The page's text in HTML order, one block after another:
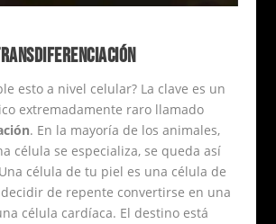
esto a nivel celular? La clave es un
extremadamente raro llamado
. En la mayoría de los animales,
célula se especializa, se queda así
célula de tu piel es una célula de
de repente convertirse en una
célula cardíaca. El destino está